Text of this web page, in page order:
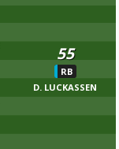
55
RB
D. LUCKASSEN